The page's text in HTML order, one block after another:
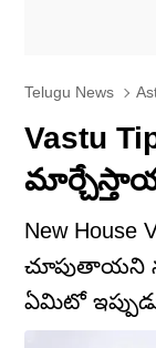
Telugu News
Vastu
New House
చూపుతాయని
ఏమిటో